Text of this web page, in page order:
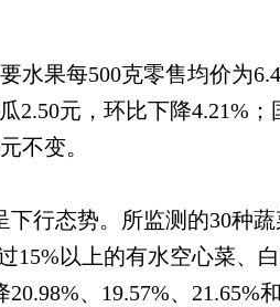
果每500克零售均价为
2.50元，环比下降4.21%
不变。
态势。所监测的30种蔬
15%以上的有水空心菜、
、19.57%、21.65%